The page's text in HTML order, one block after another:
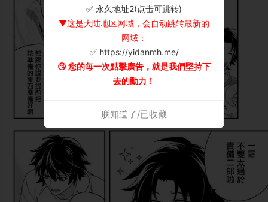
✅ 永久地址2(点击可跳转)
▼这是大陆地区网域，会自动跳转最新的
网域：
✅ https://yidanmh.me/
😘 您的每一次點擊廣告，就是我們堅持下
去的動力！
朕知道了/已收藏